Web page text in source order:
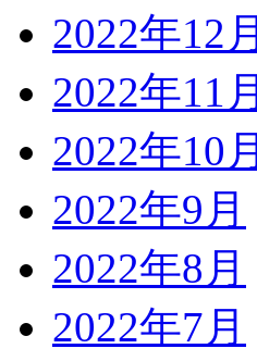
2022年12月
2022年11月
2022年10月
2022年9月
2022年8月
2022年7月